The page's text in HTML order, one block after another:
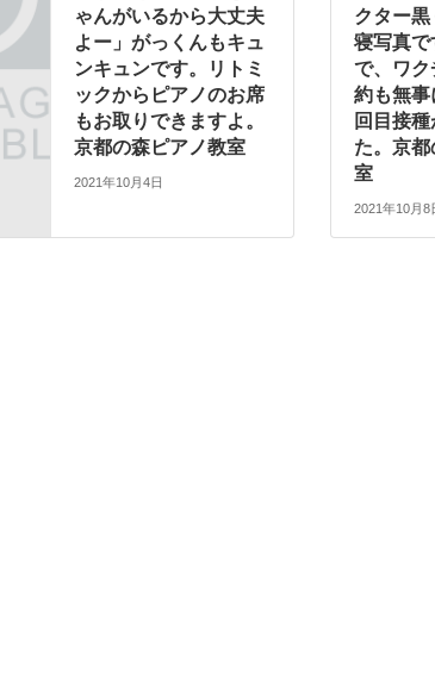
ゃんがいるから大丈夫
よー」がっくんもキュ
ンキュンです。リトミ
ックからピアノのお席
もお取りできますよ。
京都の森ピアノ教室
2021年10月4日
クター
寝写真で
で、ワ
約も無事
回目接
た。京
室
2021年10月8